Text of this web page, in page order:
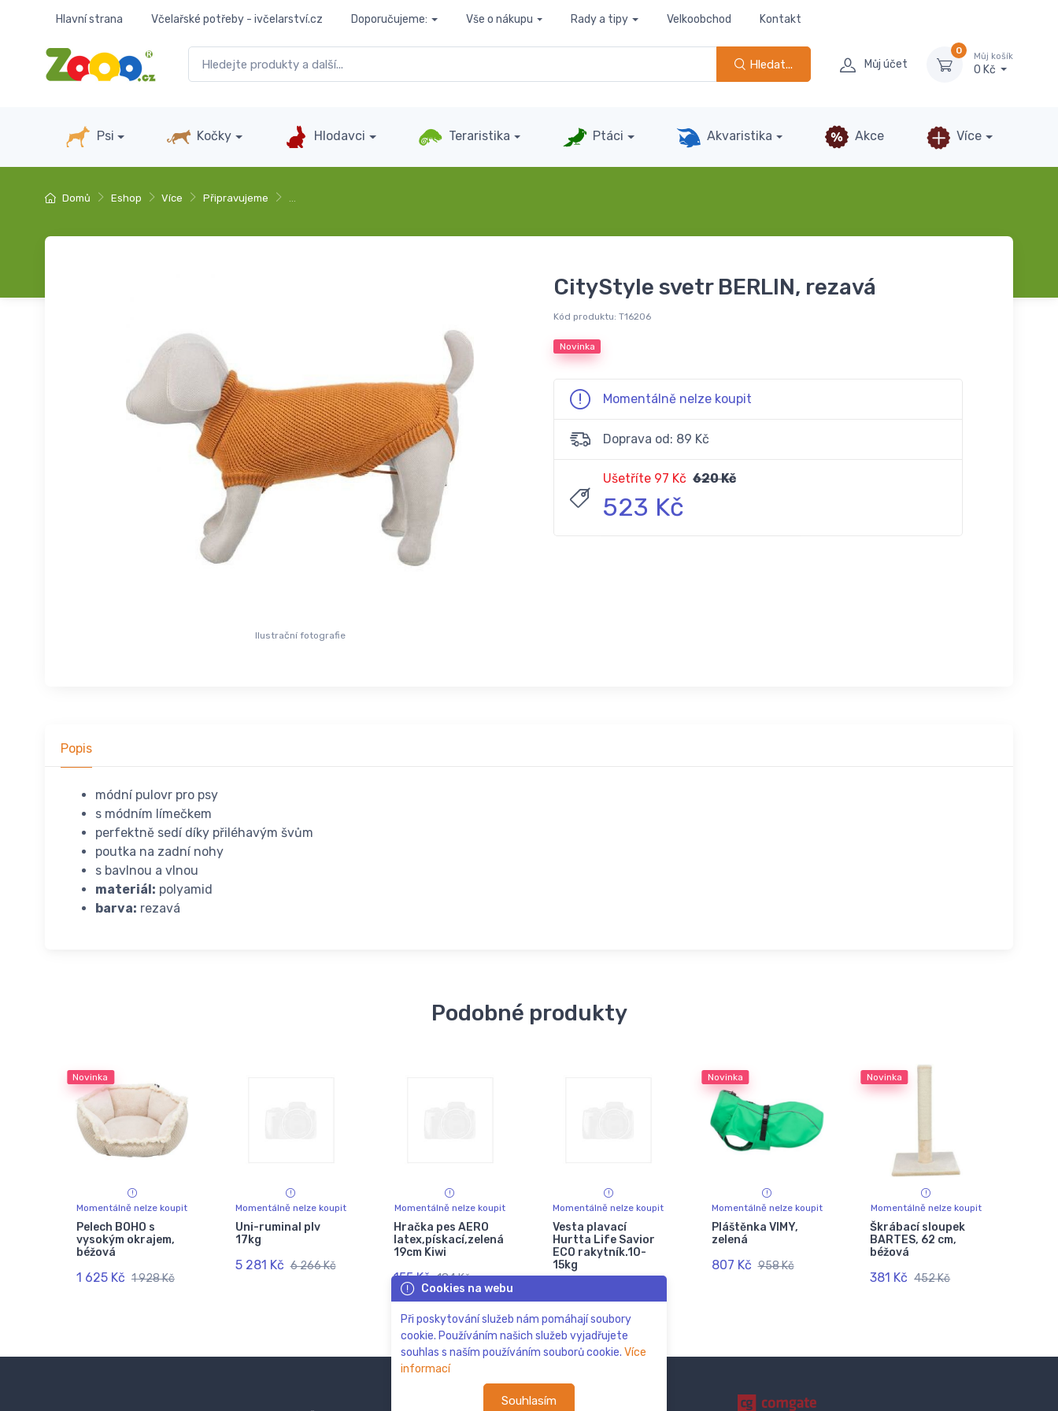
Hlavní strana Včelařské potřeby - ivčelarství.cz Doporučujeme: Vše o nákupu Rady a tipy Velkoobchod Kontakt
Hledat... Můj účet
0
Můj košík
0 Kč
Psi Kočky Hlodavci Teraristika Ptáci Akvaristika Akce Více
Domů Eshop Více Připravujeme …
Ilustrační fotografie
CityStyle svetr BERLIN, rezavá
Kód produktu: T16206
Novinka
Momentálně nelze koupit
Doprava od: 89 Kč
Ušetříte 97 Kč 620 Kč
523 Kč
Popis
módní pulovr pro psy
s módním límečkem
perfektně sedí díky přiléhavým švům
poutka na zadní nohy
s bavlnou a vlnou
materiál: polyamid
barva: rezavá
Podobné produkty
Novinka
Momentálně nelze koupit
Pelech BOHO s
vysokým okrajem,
béžová
1 625 Kč 1 928 Kč
Momentálně nelze koupit
Uni-ruminal plv
17kg
5 281 Kč 6 266 Kč
Momentálně nelze koupit
Hračka pes AERO
latex,pískací,zelená
19cm Kiwi
155 Kč 184 Kč
Momentálně nelze koupit
Vesta plavací
Hurtta Life Savior
ECO rakytník.10-
15kg
Novinka
Momentálně nelze koupit
Pláštěnka VIMY,
zelená
807 Kč 958 Kč
Novinka
Momentálně nelze koupit
Škrábací sloupek
BARTES, 62 cm,
béžová
381 Kč 452 Kč
Cookies na webu
Při poskytování služeb nám pomáhají soubory
cookie. Používáním našich služeb vyjadřujete
souhlas s naším používáním souborů cookie. Více
informací
Souhlasím